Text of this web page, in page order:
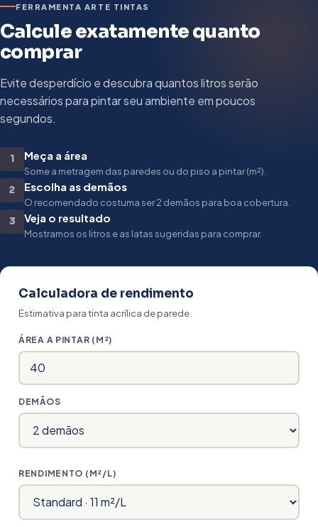
FERRAMENTA ARTE TINTAS
Calcule exatamente quanto
comprar
Evite desperdício e descubra quantos litros serão
necessários para pintar seu ambiente em poucos
segundos.
1 Meça a área
Some a metragem das paredes ou do piso a pintar (m²).
2 Escolha as demãos
O recomendado costuma ser 2 demãos para boa cobertura.
3 Veja o resultado
Mostramos os litros e as latas sugeridas para comprar.
Calculadora de rendimento
Estimativa para tinta acrílica de parede.
ÁREA A PINTAR (M²)
DEMÃOS
RENDIMENTO (M²/L)